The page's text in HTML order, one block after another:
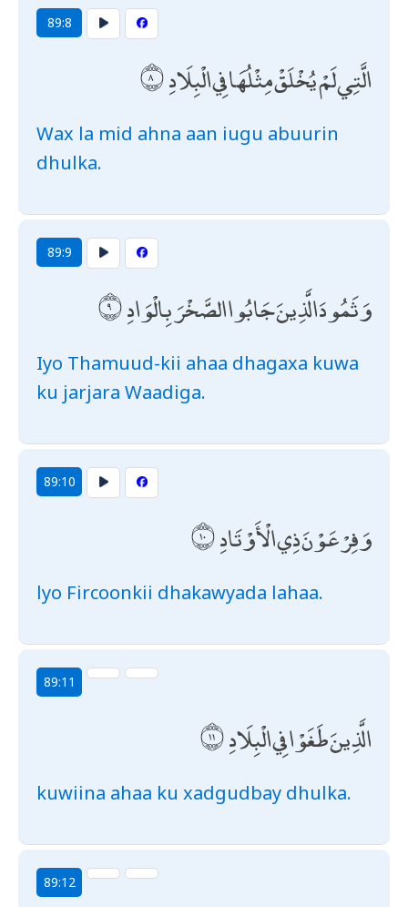
89:8
الَّتِي لَمْ يُخْلَقْ مِثْلُهَا فِي الْبِلَادِ
Wax la mid ahna aan iugu abuurin
dhulka.
89:9
وَثَمُودَ الَّذِينَ جَابُوا الصَّخْرَ بِالْوَادِ
Iyo Thamuud-kii ahaa dhagaxa kuwa
ku jarjara Waadiga.
89:10
وَفِرْعَوْنَ ذِي الْأَوْتَادِ
lyo Fircoonkii dhakawyada lahaa.
89:11
الَّذِينَ طَغَوْا فِي الْبِلَادِ
kuwiina ahaa ku xadgudbay dhulka.
89:12